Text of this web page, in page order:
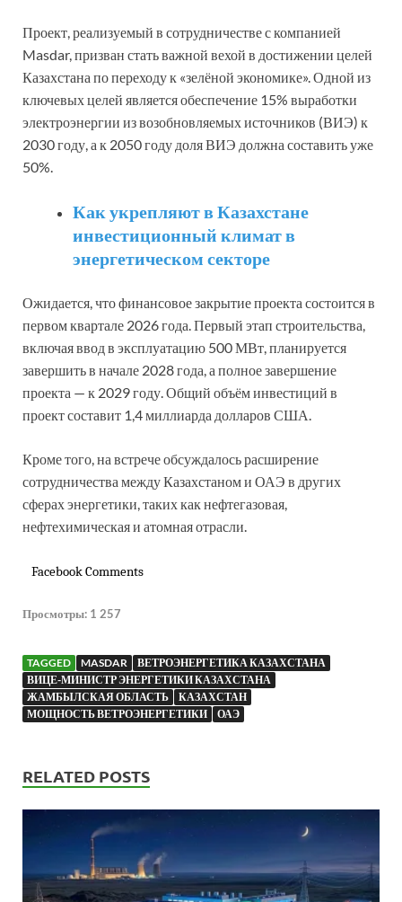
Проект, реализуемый в сотрудничестве с компанией
Masdar, призван стать важной вехой в достижении целей
Казахстана по переходу к «зелёной экономике». Одной из
ключевых целей является обеспечение 15% выработки
электроэнергии из возобновляемых источников (ВИЭ) к
2030 году, а к 2050 году доля ВИЭ должна составить уже
50%.
Как укрепляют в Казахстане
инвестиционный климат в
энергетическом секторе
Ожидается, что финансовое закрытие проекта состоится в
первом квартале 2026 года. Первый этап строительства,
включая ввод в эксплуатацию 500 МВт, планируется
завершить в начале 2028 года, а полное завершение
проекта — к 2029 году. Общий объём инвестиций в
проект составит 1,4 миллиарда долларов США.
Кроме того, на встрече обсуждалось расширение
сотрудничества между Казахстаном и ОАЭ в других
сферах энергетики, таких как нефтегазовая,
нефтехимическая и атомная отрасли.
Facebook Comments
Просмотры: 1 257
TAGGED MASDAR
ВЕТРОЭНЕРГЕТИКА КАЗАХСТАНА
ВИЦЕ-МИНИСТР ЭНЕРГЕТИКИ КАЗАХСТАНА
ЖАМБЫЛСКАЯ ОБЛАСТЬ
КАЗАХСТАН
МОЩНОСТЬ ВЕТРОЭНЕРГЕТИКИ
ОАЭ
RELATED POSTS